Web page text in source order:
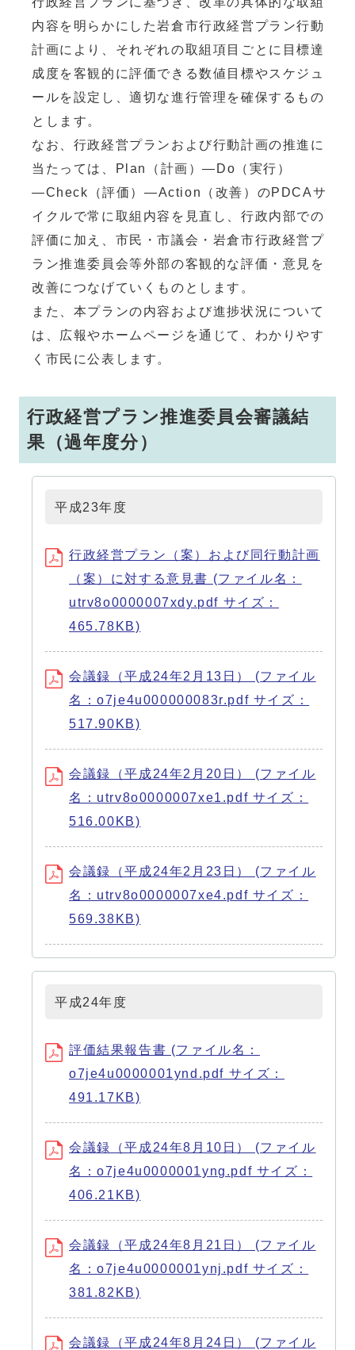
内容を明らかにした岩倉市行政経営プラン行動
計画により、それぞれの取組項目ごとに目標達
成度を客観的に評価できる数値目標やスケジュ
ールを設定し、適切な進行管理を確保するもの
とします。
なお、行政経営プランおよび行動計画の推進に
当たっては、Plan（計画）―Do（実行）
―Check（評価）―Action（改善）のPDCAサ
イクルで常に取組内容を見直し、行政内部での
評価に加え、市民・市議会・岩倉市行政経営プ
ラン推進委員会等外部の客観的な評価・意見を
改善につなげていくものとします。
また、本プランの内容および進捗状況について
は、広報やホームページを通じて、わかりやす
く市民に公表します。
行政経営プラン推進委員会審議結
果（過年度分）
平成23年度
行政経営プラン（案）および同行動計画
（案）に対する意見書 (ファイル名：
utrv8o0000007xdy.pdf サイズ：
465.78KB)
会議録（平成24年2月13日） (ファイル
名：o7je4u000000083r.pdf サイズ：
517.90KB)
会議録（平成24年2月20日） (ファイル
名：utrv8o0000007xe1.pdf サイズ：
516.00KB)
会議録（平成24年2月23日） (ファイル
名：utrv8o0000007xe4.pdf サイズ：
569.38KB)
平成24年度
評価結果報告書 (ファイル名：
o7je4u0000001ynd.pdf サイズ：
491.17KB)
会議録（平成24年8月10日） (ファイル
名：o7je4u0000001yng.pdf サイズ：
406.21KB)
会議録（平成24年8月21日） (ファイル
名：o7je4u0000001ynj.pdf サイズ：
381.82KB)
会議録（平成24年8月24日） (ファイル